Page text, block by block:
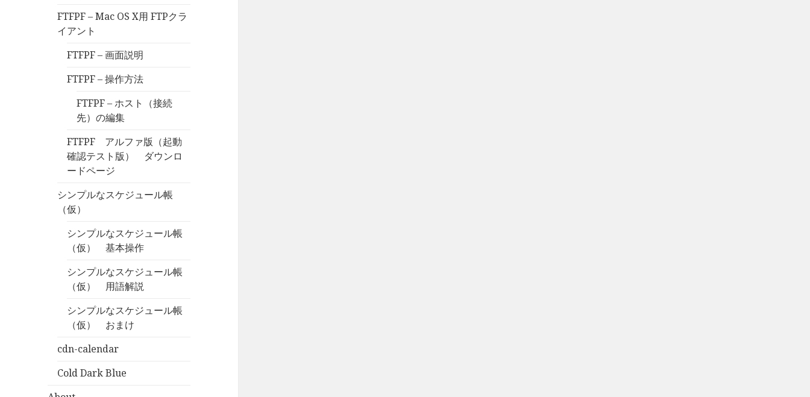
FTFPF – Mac OS X用 FTPクラ
イアント
FTFPF – 画面説明
FTFPF – 操作方法
FTFPF – ホスト（接続
先）の編集
FTFPF アルファ版（起動
確認テスト版） ダウンロ
ードページ
シンプルなスケジュール帳
（仮）
シンプルなスケジュール帳
（仮） 基本操作
シンプルなスケジュール帳
（仮） 用語解説
シンプルなスケジュール帳
（仮） おまけ
cdn-calendar
Cold Dark Blue